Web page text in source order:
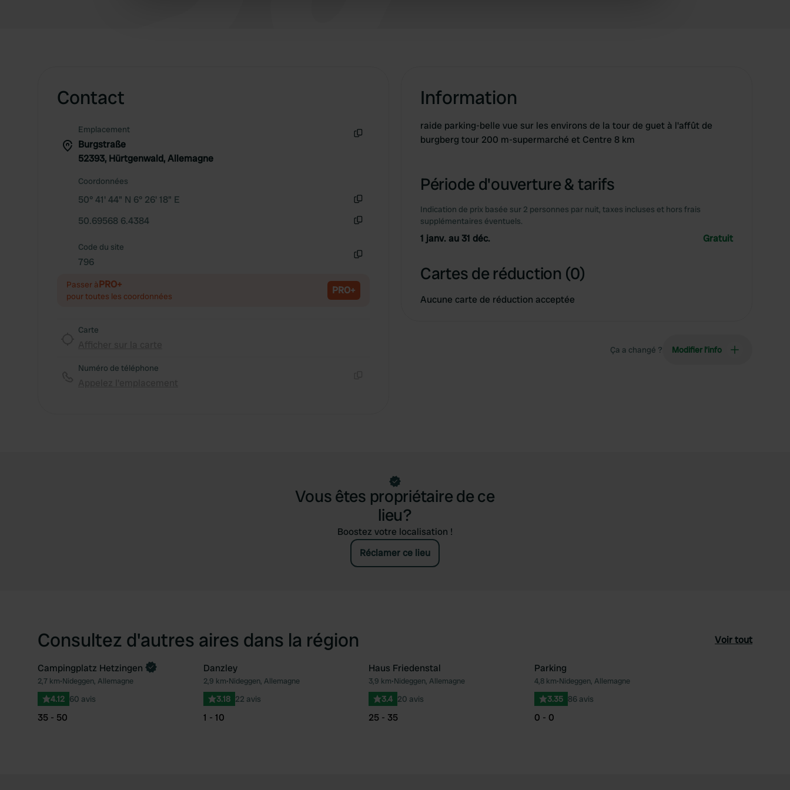
Contact
Emplacement
Burgstraße
52393, Hürtgenwald, Allemagne
Coordonnées
50° 41' 44" N 6° 26' 18" E
50.69568 6.4384
Code du site
796
Passer àPRO+
pour toutes les coordonnées PRO+
Carte
Numéro de téléphone
Information
raide parking-belle vue sur les environs de la tour de guet à l'affût de
burgberg tour 200 m-supermarché et Centre 8 km
Période d'ouverture & tarifs
Indication de prix basée sur 2 personnes par nuit, taxes incluses et hors frais
supplémentaires éventuels.
1 janv. au 31 déc. Gratuit
Cartes de réduction (0)
Aucune carte de réduction acceptée
Ça a changé ? Modifier l’info
Vous êtes propriétaire de ce
lieu?
Boostez votre localisation !
Réclamer ce lieu
Consultez d'autres aires dans la région Voir tout
Préféré
Campingplatz Hetzingen
2,7 km•Nideggen, Allemagne
4.12 60 avis
35 - 50
Préféré
Danzley
2,9 km•Nideggen, Allemagne
3.18 22 avis
1 - 10
Préféré
Haus Friedenstal
3,9 km•Nideggen, Allemagne
3.4 20 avis
25 - 35
Parking
4,8 km•Nideggen, Allemagne
3.35 86 avis
0 - 0